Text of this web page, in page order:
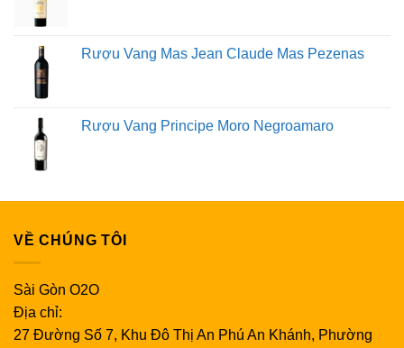
Rượu Vang Mas Jean Claude Mas Pezenas
Rượu Vang Principe Moro Negroamaro
VỀ CHÚNG TÔI
Sài Gòn O2O
Địa chỉ:
27 Đường Số 7, Khu Đô Thị An Phú An Khánh, Phường